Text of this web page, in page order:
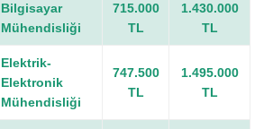
Bilgisayar
Mühendisliği
715.000
TL
1.430.000
TL
Elektrik-
Elektronik
Mühendisliği
747.500
TL
1.495.000
TL